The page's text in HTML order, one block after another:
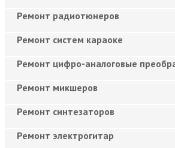
Ремонт радиотюнеров
Ремонт систем караоке
Ремонт цифро-аналоговые
Ремонт микшеров
Ремонт синтезаторов
Ремонт электрогитар